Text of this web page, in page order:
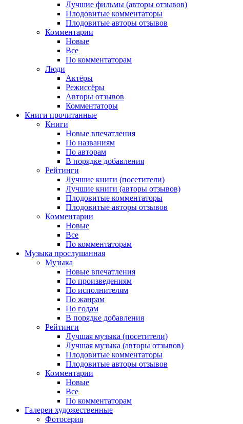
Лучшие фильмы (авторы отзывов)
Плодовитые комментаторы
Плодовитые авторы отзывов
Комментарии
Новые
Все
По комментаторам
Люди
Актёры
Режиссёры
Авторы отзывов
Комментаторы
Книги прочитанные
Книги
Новые впечатления
По названиям
По авторам
В порядке добавления
Рейтинги
Лучшие книги (посетители)
Лучшие книги (авторы отзывов)
Плодовитые комментаторы
Плодовитые авторы отзывов
Комментарии
Новые
Все
По комментаторам
Музыка прослушанная
Музыка
Новые впечатления
По произведениям
По исполнителям
По жанрам
По годам
В порядке добавления
Рейтинги
Лучшая музыка (посетители)
Лучшая музыка (авторы отзывов)
Плодовитые комментаторы
Плодовитые авторы отзывов
Комментарии
Новые
Все
По комментаторам
Галереи художественные
Фотосерия